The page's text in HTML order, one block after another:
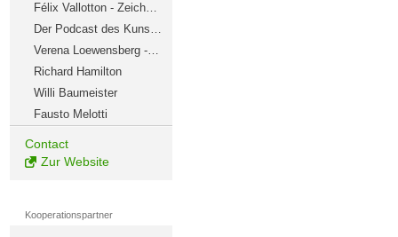
Félix Vallotton - Zeichnungen
Der Podcast des Kunstmuseums Winterthur
Verena Loewensberg - Retrospektive
Richard Hamilton
Willi Baumeister
Fausto Melotti
Contact
Zur Website
Kooperationspartner